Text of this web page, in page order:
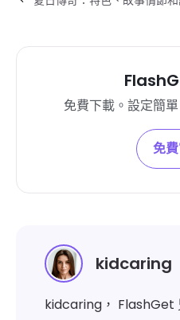
免費下載。設定簡
免
kidcaring
kidcaring， FlashGet